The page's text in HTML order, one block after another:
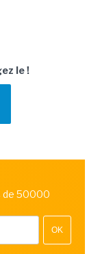
le !
de 50000
OK